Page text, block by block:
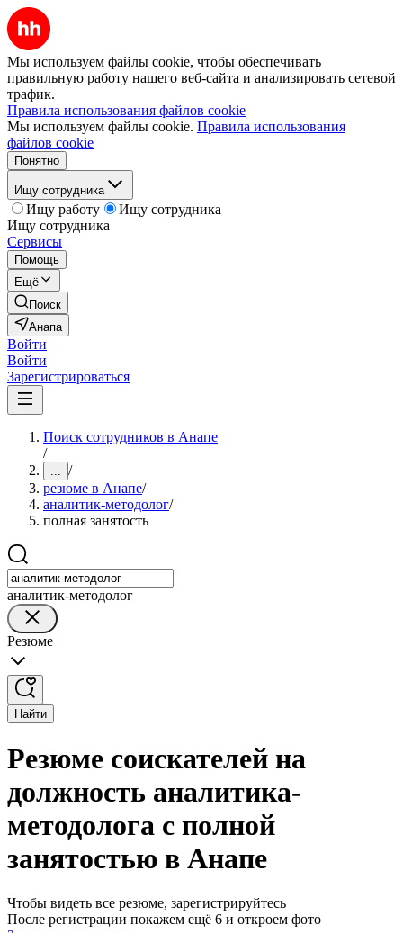
Мы используем файлы cookie, чтобы обеспечивать
правильную работу нашего веб-сайта и анализировать сетевой
трафик.
Правила использования файлов cookie
Мы используем файлы cookie. Правила использования
файлов cookie
Понятно
Ищу сотрудника
Ищу работу
Ищу сотрудника
Ищу сотрудника
Сервисы
Помощь
Ещё
Поиск
Анапа
Войти
Войти
Зарегистрироваться
Поиск сотрудников в Анапе
/
... /
резюме в Анапе/
аналитик-методолог/
полная занятость
аналитик-методолог
Резюме
Найти
Резюме соискателей на
должность аналитика-
методолога с полной
занятостью в Анапе
Чтобы видеть все резюме, зарегистрируйтесь
После регистрации покажем ещё 6 и откроем фото